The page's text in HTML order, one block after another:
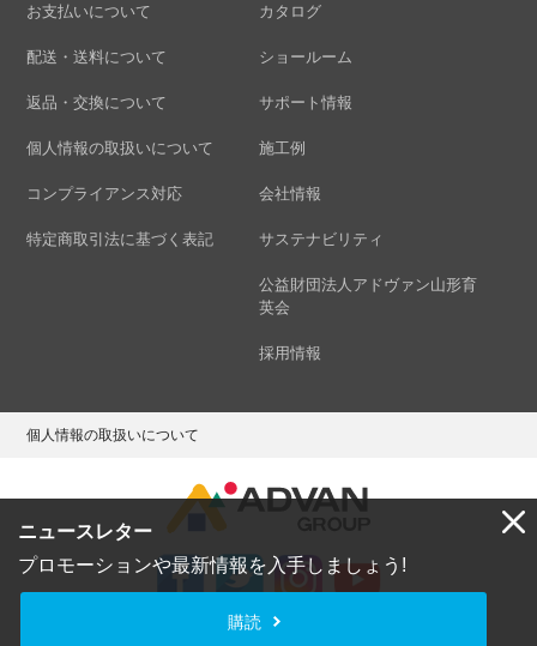
ニュースレター
プロモーションや最新情報を入手しましょう!
購読
お支払いについて
配送・送料について
返品・交換について
個人情報の取扱いについて
コンプライアンス対応
特定商取引法に基づく表記
カタログ
ショールーム
サポート情報
施工例
会社情報
サステナビリティ
公益財団法人アドヴァン山形育
英会
採用情報
個人情報の取扱いについて